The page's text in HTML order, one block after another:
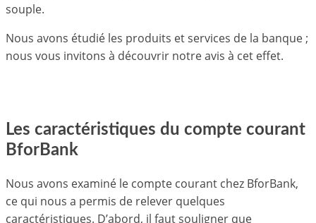
souple.
Nous avons étudié les produits et services de la banque ;
nous vous invitons à découvrir notre avis à cet effet.
Les caractéristiques du compte courant
BforBank
Nous avons examiné le compte courant chez BforBank,
ce qui nous a permis de relever quelques
caractéristiques. D’abord, il faut souligner que